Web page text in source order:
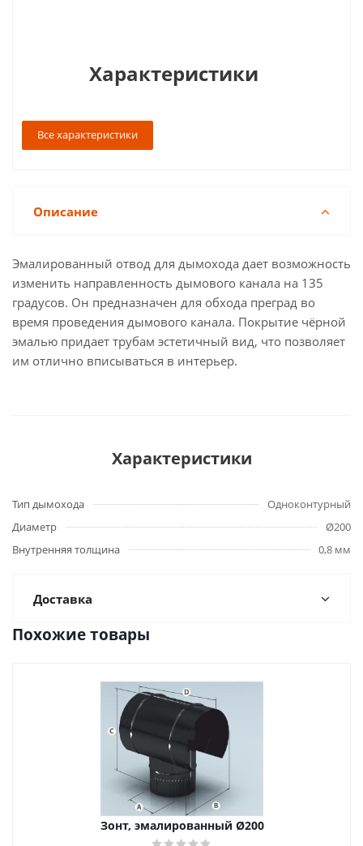
Характеристики
Все характеристики
Описание
Эмалированный отвод для дымохода дает возможность
изменить направленность дымового канала на 135
градусов. Он предназначен для обхода преград во
время проведения дымового канала. Покрытие чёрной
эмалью придает трубам эстетичный вид, что позволяет
им отлично вписываться в интерьер.
Характеристики
Тип дымохода
Одноконтурный
Диаметр
Ø200
Внутренняя толщина
0,8 мм
Доставка
Похожие товары
Зонт, эмалированный Ø200